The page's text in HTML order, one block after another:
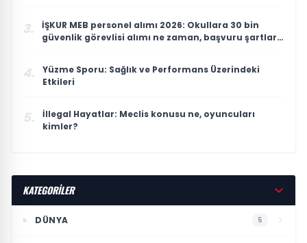
3.
İŞKUR MEB personel alımı 2026: Okullara 30 bin
güvenlik görevlisi alımı ne zaman, başvuru şartları
4.
Yüzme Sporu: Sağlık ve Performans Üzerindeki
Etkileri
5.
İllegal Hayatlar: Meclis konusu ne, oyuncuları
kimler?
KATEGORİLER
DÜNYA 5